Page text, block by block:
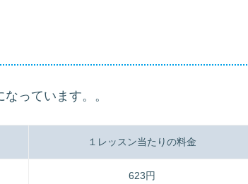
っています。。
１レッスン当たりの料金
623円